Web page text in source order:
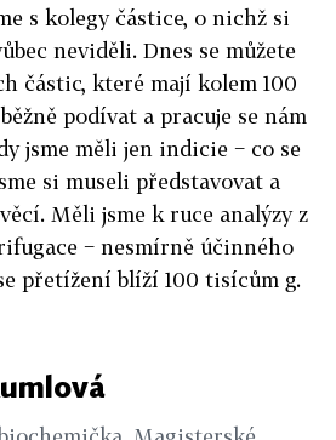
s kolegy částice, o nichž si
neviděli. Dnes se můžete
částic, které mají kolem 100
podívat a pracuje se nám
jsme měli jen indicie − co se
si museli představovat a
Měli jsme k ruce analýzy z
− nesmírně účinného
přetížení blíží 100 tisícům g.